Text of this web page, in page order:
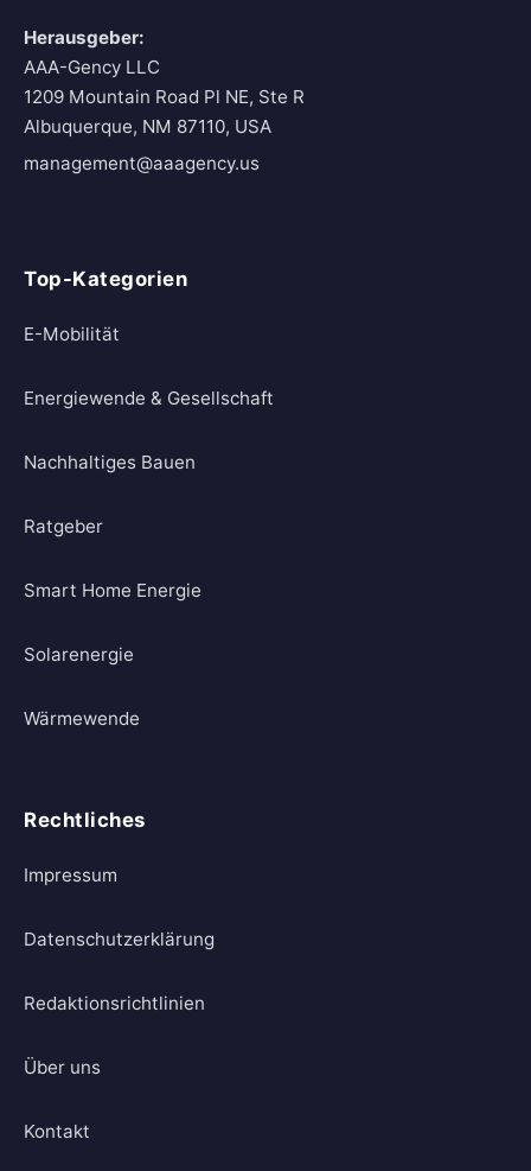
Herausgeber:
AAA-Gency LLC
1209 Mountain Road Pl NE, Ste R
Albuquerque, NM 87110, USA
management@aaagency.us
Top-Kategorien
E-Mobilität
Energiewende & Gesellschaft
Nachhaltiges Bauen
Ratgeber
Smart Home Energie
Solarenergie
Wärmewende
Rechtliches
Impressum
Datenschutzerklärung
Redaktionsrichtlinien
Über uns
Kontakt